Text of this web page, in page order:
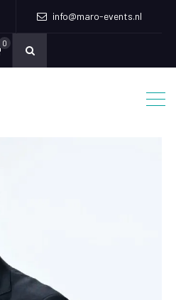
info@maro-events.nl
0